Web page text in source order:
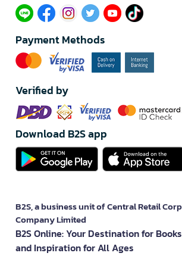
Payment Methods
Verified by
Download B2S app
B2S, a business unit of Central Retail
Company Limited
B2S Online: Your Destination for
and Inspiration for All Ages